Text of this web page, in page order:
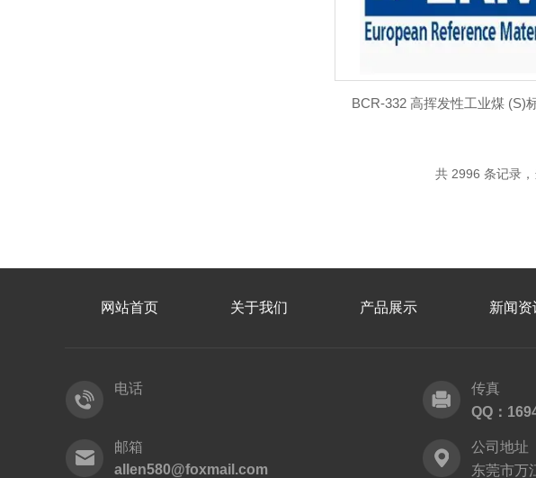
BCR-332 高挥发性工业煤 (S)
共 2996 条记录
网站首页 关于我们 产品展示 新闻资
电话
传真
QQ：
邮箱
allen580@foxmail.com
公司地址
东莞市万